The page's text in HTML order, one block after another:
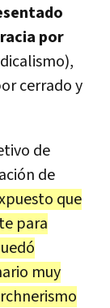
por
cerrado y
de
de
que
para
muy